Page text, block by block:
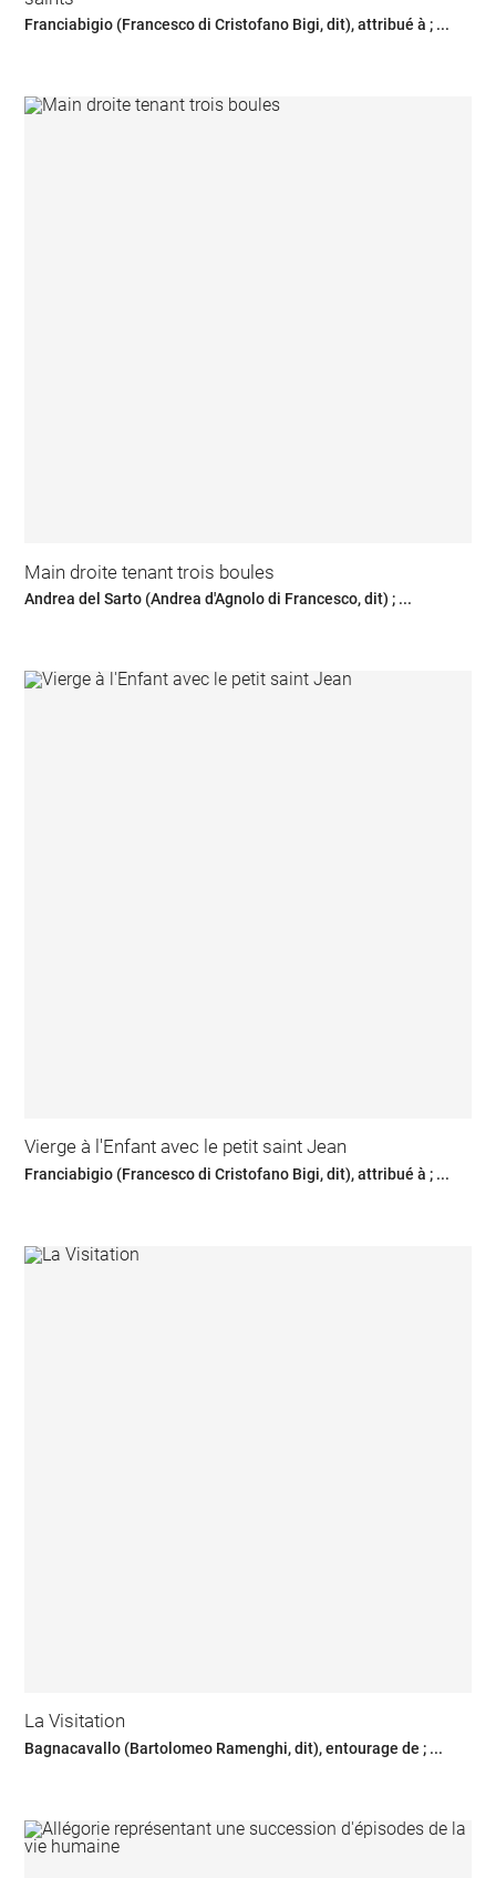
Franciabigio (Francesco di Cristofano Bigi, dit), attribué à ; ...
Main droite tenant trois boules
Andrea del Sarto (Andrea d'Agnolo di Francesco, dit) ; ...
Vierge à l'Enfant avec le petit saint Jean
Franciabigio (Francesco di Cristofano Bigi, dit), attribué à ; ...
La Visitation
Bagnacavallo (Bartolomeo Ramenghi, dit), entourage de ; ...